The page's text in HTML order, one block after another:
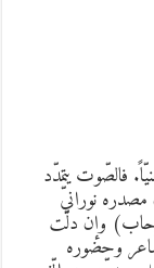
يتمدّد
نورانيّ
وإن دلّت
وحضوره